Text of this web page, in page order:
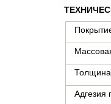
Толщина
Адгезия